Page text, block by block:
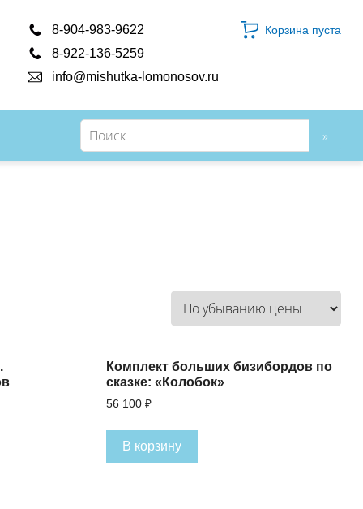
8-904-983-9622
8-922-136-5259
info@mishutka-lomonosov.ru
Корзина пуста
Комплект больших бизибордов по
сказке: «Колобок»
56 100₽
В корзину